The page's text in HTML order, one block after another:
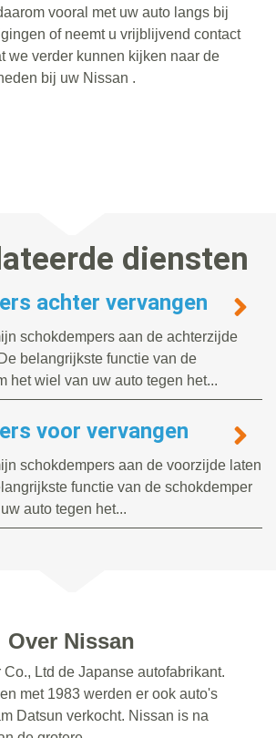
vooral met uw auto langs bij
of neemt u vrijblijvend contact
we verder kunnen kijken naar de
bij uw Nissan .
diensten
achter vervangen
schokdempers aan de achterzijde
belangrijkste functie van de
het wiel van uw auto tegen het...
voor vervangen
schokdempers aan de voorzijde laten
functie van de schokdemper
auto tegen het...
Over Nissan
Co., Ltd de Japanse autofabrikant.
met 1983 werden er ook auto's
Datsun verkocht. Nissan is na